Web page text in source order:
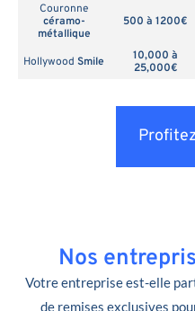
Couronne
céramo-
métallique
500 à 1200€
Hollywood Smile
10,000 à
25,000€
Nos
Votre entreprise est-elle
de remises exclusives